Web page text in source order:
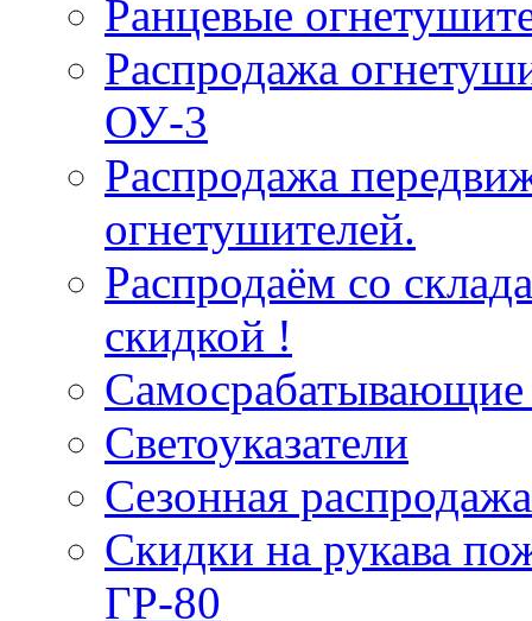
Ранцевые
Распродажа
ОУ-3
Распродажа
огнетушителей.
Распродаём со
скидкой !
Самосрабатывающие
Светоуказатели
Сезонная
Скидки на рукава
ГР-80